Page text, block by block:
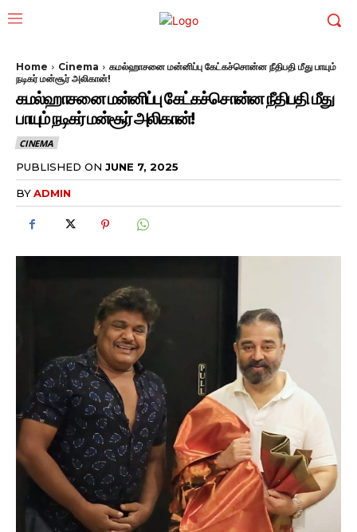
Home Cinema
கமல்ஹாசனை மன்னிப்பு கேட்கச்சொன்ன நீதிபதி மீது பாயும்
நடிகர் மன்சூர் அலிகான்!
கமல்ஹாசனை மன்னிப்பு கேட்கச்சொன்ன நீதிபதி மீது
பாயும் நடிகர் மன்சூர் அலிகான்!
CINEMA
PUBLISHED ON JUNE 7, 2025
BYADMIN